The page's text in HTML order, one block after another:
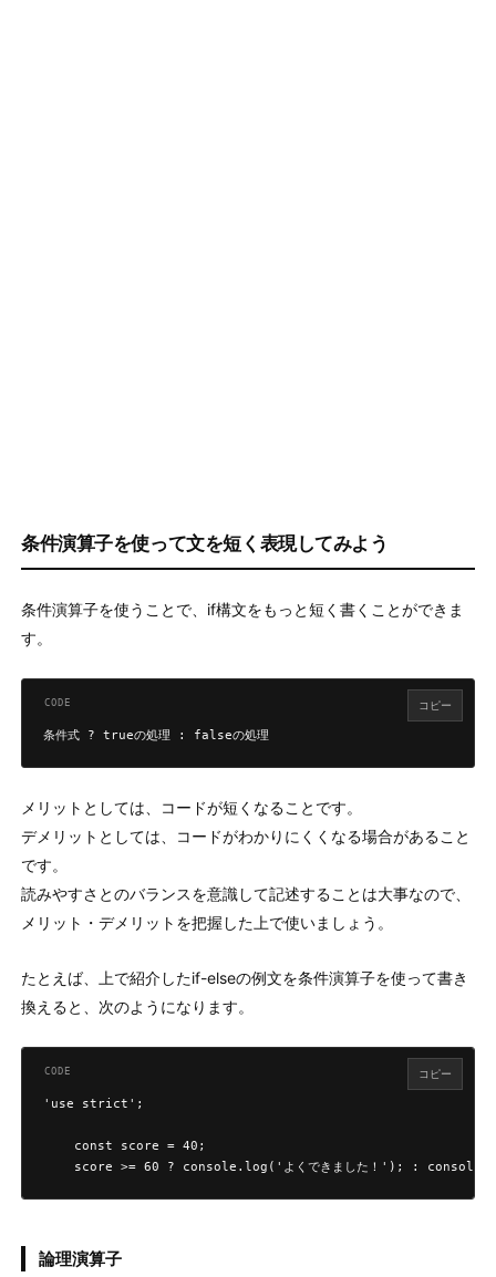
条件演算子を使って文を短く表現してみよう
条件演算子を使うことで、if構文をもっと短く書くことができま
す。
条件式 ? trueの処理 : falseの処理
コピー
メリットとしては、コードが短くなることです。
デメリットとしては、コードがわかりにくくなる場合があること
です。
読みやすさとのバランスを意識して記述することは大事なので、
メリット・デメリットを把握した上で使いましょう。
たとえば、上で紹介したif-elseの例文を条件演算子を使って書き
換えると、次のようになります。
'use strict';
    const score = 40;
score >= 60 ? console.log('よくできました！'); :
コピー
論理演算子